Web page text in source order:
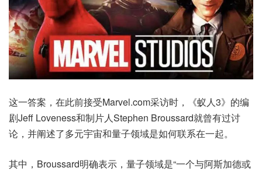
这一答案，在此前接受Marvel.com采访时，《蚁人3》的编
剧Jeff Loveness和制片人Stephen Broussard就曾有过讨
论，并阐述了多元宇宙和量子领域是如何联系在一起。
其中，Broussard明确表示，量子领域是“一个与阿斯加德或